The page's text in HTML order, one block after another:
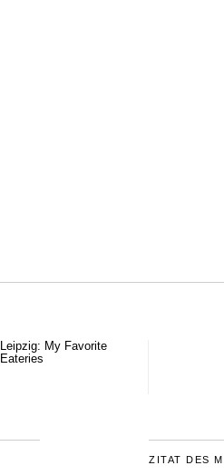
Leipzig: My Favorite
Eateries
ZITAT DES